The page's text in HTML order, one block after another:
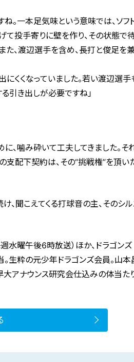
。一本足気味という意味では、ソフ
て投手寄りに壁を作り、その状態で
た、渡辺選手を含め、長打と俊足を
くくなっていました。若い渡辺選手
引き出しが必要ですね」
、噛み砕いて工夫してきました。そ
支配下契約は、その“挑戦権”を頂い
聞こえてくる打球音の主、そのシ
水曜午後6時放送）ほか、ドラゴンズ
。生粋の元少年ドラゴンズ会員。山本
大アナウンス研究会仕込みの体当た